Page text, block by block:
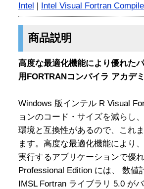
Intel | Intel Visual Fortran
商品説明
高度な最適化機能により優れた
用FORTRANコンパイラ アカデ
Windows 版インテル R Visual
ョンのコード・サイズを減らし
環境と互換性があるので、これ
ます。高度な最適化機能により
実行するアプリケーションで優
Professional Edition には、 数値
IMSL Fortran ライブラリ 5.0 が